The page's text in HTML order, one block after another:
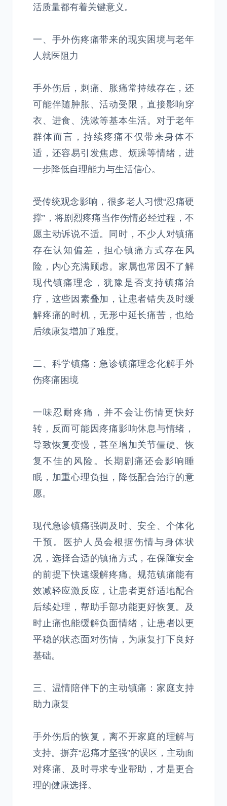
活质量都有着关键意义。
一、手外伤疼痛带来的现实困境与老年
人就医阻力
手外伤后，刺痛、胀痛常持续存在，还
可能伴随肿胀、活动受限，直接影响穿
衣、进食、洗漱等基本生活。对于老年
群体而言，持续疼痛不仅带来身体不
适，还容易引发焦虑、烦躁等情绪，进
一步降低自理能力与生活信心。
受传统观念影响，很多老人习惯“忍痛硬
撑”，将剧烈疼痛当作伤情必经过程，不
愿主动诉说不适。同时，不少人对镇痛
存在认知偏差，担心镇痛方式存在风
险，内心充满顾虑。家属也常因不了解
现代镇痛理念，犹豫是否支持镇痛治
疗，这些因素叠加，让患者错失及时缓
解疼痛的时机，无形中延长痛苦，也给
后续康复增加了难度。
二、科学镇痛：急诊镇痛理念化解手外
伤疼痛困境
一味忍耐疼痛，并不会让伤情更快好
转，反而可能因疼痛影响休息与情绪，
导致恢复变慢，甚至增加关节僵硬、恢
复不佳的风险。长期剧痛还会影响睡
眠，加重心理负担，降低配合治疗的意
愿。
现代急诊镇痛强调及时、安全、个体化
干预。医护人员会根据伤情与身体状
况，选择合适的镇痛方式，在保障安全
的前提下快速缓解疼痛。规范镇痛能有
效减轻应激反应，让患者更舒适地配合
后续处理，帮助手部功能更好恢复。及
时止痛也能缓解负面情绪，让患者以更
平稳的状态面对伤情，为康复打下良好
基础。
三、温情陪伴下的主动镇痛：家庭支持
助力康复
手外伤后的恢复，离不开家庭的理解与
支持。摒弃“忍痛才坚强”的误区，主动面
对疼痛、及时寻求专业帮助，才是更合
理的健康选择。